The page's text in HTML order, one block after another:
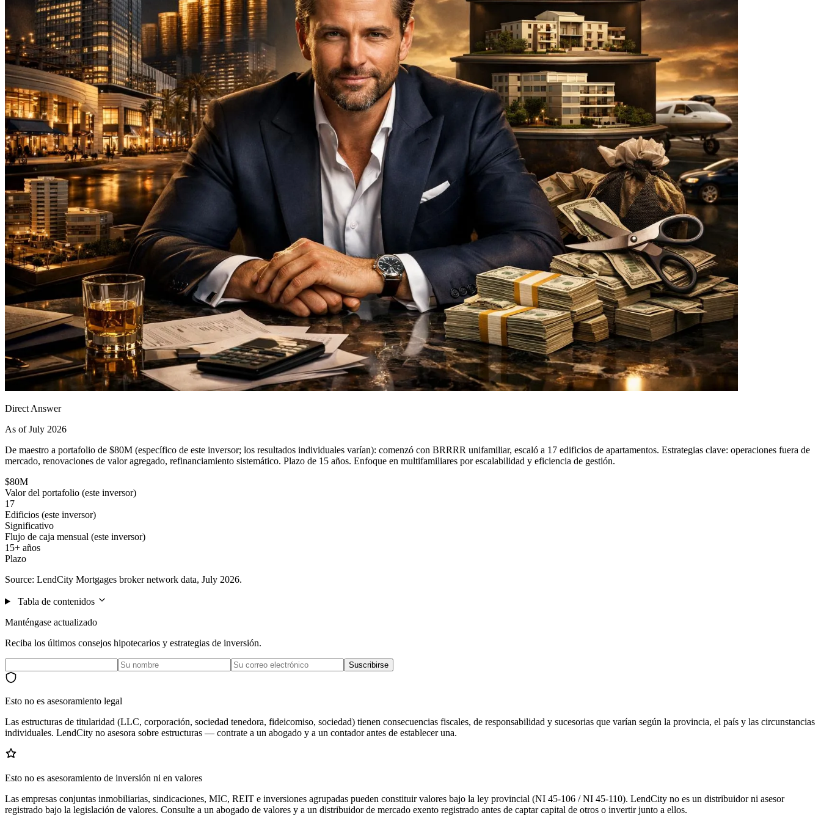
Direct Answer
As of July 2026
De maestro a portafolio de $80M (específico de este inversor; los resultados individuales varían): comenzó con BRRRR unifamiliar, escaló a 17 edificios de apartamentos. Estrategias clave: operaciones fuera de
mercado, renovaciones de valor agregado, refinanciamiento sistemático. Plazo de 15 años. Enfoque en multifamiliares por escalabilidad y eficiencia de gestión.
$80M
Valor del portafolio (este inversor)
17
Edificios (este inversor)
Significativo
Flujo de caja mensual (este inversor)
15+ años
Plazo
Source: LendCity Mortgages broker network data, July 2026.
Tabla de contenidos
Manténgase actualizado
Reciba los últimos consejos hipotecarios y estrategias de inversión.
Suscribirse
Esto no es asesoramiento legal
Las estructuras de titularidad (LLC, corporación, sociedad tenedora, fideicomiso, sociedad) tienen consecuencias fiscales, de responsabilidad y sucesorias que varían según la provincia, el país y las circunstancias
individuales. LendCity no asesora sobre estructuras — contrate a un abogado y a un contador antes de establecer una.
Esto no es asesoramiento de inversión ni en valores
Las empresas conjuntas inmobiliarias, sindicaciones, MIC, REIT e inversiones agrupadas pueden constituir valores bajo la ley provincial (NI 45-106 / NI 45-110). LendCity no es un distribuidor ni asesor
registrado bajo la legislación de valores. Consulte a un abogado de valores y a un distribuidor de mercado exento registrado antes de captar capital de otros o invertir junto a ellos.